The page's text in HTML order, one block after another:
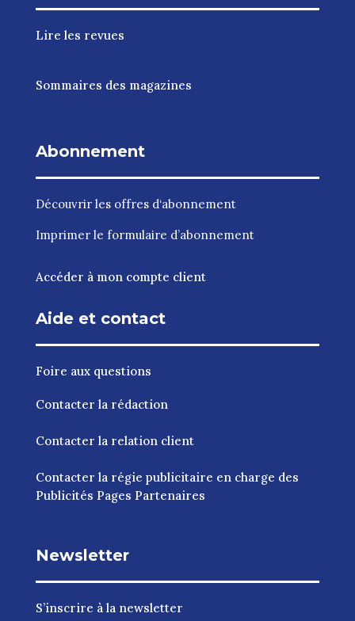
Lire les revues
Sommaires des magazines
Abonnement
Découvrir les offres d‘abonnement
Imprimer le formulaire d’abonnement
Accéder à mon compte client
Aide et contact
Foire aux questions
Contacter la rédaction
Contacter la relation client
Contacter la régie publicitaire en charge des
Publicités Pages Partenaires
Newsletter
S’inscrire à la newsletter